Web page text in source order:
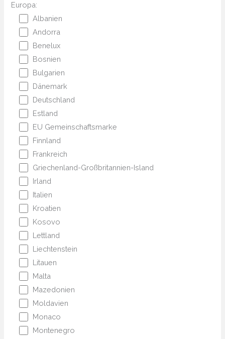
Europa:
Albanien
Andorra
Benelux
Bosnien
Bulgarien
Dänemark
Deutschland
Estland
EU Gemeinschaftsmarke
Finnland
Frankreich
Griechenland-Großbritannien-Island
Irland
Italien
Kroatien
Kosovo
Lettland
Liechtenstein
Litauen
Malta
Mazedonien
Moldavien
Monaco
Montenegro